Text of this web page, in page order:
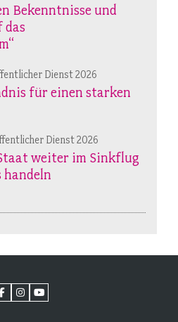
Bekenntnisse und
Dienst 2026
für einen starken
Dienst 2026
weiter im Sinkflug
handeln